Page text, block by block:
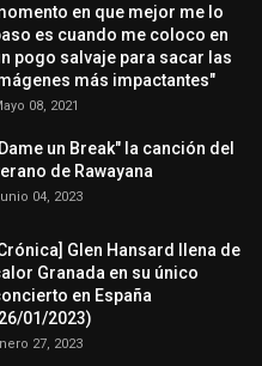
en que mejor me lo
es cuando me coloco en
pogo salvaje para sacar las
más impactantes"
08, 2021
un Break" la canción del
de Rawayana
04, 2023
Glen Hansard llena de
Granada en su único
en España
01/2023)
27, 2023